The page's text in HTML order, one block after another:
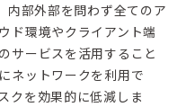
内部外部を問わず全てのア
ド環境やクライアント端
サービスを活用すること
ネットワークを利用で
クを効果的に低減しま